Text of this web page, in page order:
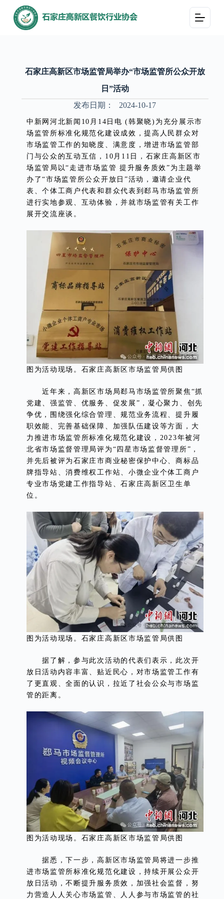
跳
过
石家庄高新区市场监管局举办“市场监管所公众开放
日”活动
发布日期：
2024-10-17
中新网河北新闻10月14日电 (韩聚晓)为充分展示市
场监管所标准化规范化建设成效，提高人民群众对
市场监管工作的知晓度、满意度，增进市场监管部
门与公众的互动互信，10月11日，石家庄高新区市
场监管局以“走进市场监管 提升服务质效”为主题举
办了“市场监管所公众开放日”活动，邀请企业代
表、个体工商户代表和群众代表到郄马市场监管所
进行实地参观、互动体验，并就市场监管有关工作
展开交流座谈。
图为活动现场。石家庄高新区市场监管局供图
近年来，高新区市场局郄马市场监管所聚焦“抓
党建、强监管、优服务、促发展”，凝心聚力、创先
争优，围绕强化综合管理、规范业务流程、提升履
职效能、完善基础保障、加强队伍建设等方面，大
力推进市场监管所标准化规范化建设，2023年被河
北省市场监督管理局评为“四星市场监督管理所”，
并先后被评为石家庄市商业秘密保护中心、商标品
牌指导站、消费维权工作站、小微企业个体工商户
专业市场党建工作指导站、石家庄高新区卫生单
位。
图为活动现场。石家庄高新区市场监管局供图
据了解，参与此次活动的代表们表示，此次开
放日活动内容丰富、贴近民心，对市场监管工作有
了更直观、全面的认识，拉近了社会公众与市场监
管的距离。
图为活动现场。石家庄高新区市场监管局供图
据悉，下一步，高新区市场监管局将进一步推
进市场监管所标准化规范化建设，持续开展公众开
放日活动，不断提升服务质效，加强社会监督，努
力营造人人关心市场监管、人人参与市场监管的社